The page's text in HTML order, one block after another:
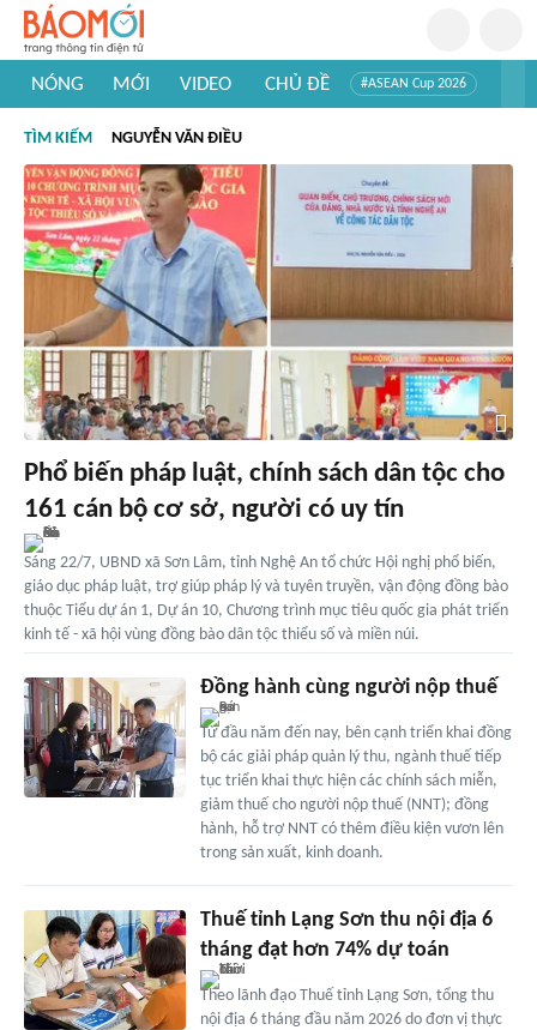
NÓNG MỚI VIDEO CHỦ ĐỀ #ASEAN Cup 2026
#Khám phá thế giới
TÌM KIẾM NGUYỄN VĂN ĐIỀU
Phổ biến pháp luật, chính sách dân tộc cho
161 cán bộ cơ sở, người có uy tín
Sáng 22/7, UBND xã Sơn Lâm, tỉnh Nghệ An tổ chức Hội nghị phổ biến,
giáo dục pháp luật, trợ giúp pháp lý và tuyên truyền, vận động đồng bào
thuộc Tiểu dự án 1, Dự án 10, Chương trình mục tiêu quốc gia phát triển
kinh tế - xã hội vùng đồng bào dân tộc thiểu số và miền núi.
Đồng hành cùng người nộp thuế
Từ đầu năm đến nay, bên cạnh triển khai đồng
bộ các giải pháp quản lý thu, ngành thuế tiếp
tục triển khai thực hiện các chính sách miễn,
giảm thuế cho người nộp thuế (NNT); đồng
hành, hỗ trợ NNT có thêm điều kiện vươn lên
trong sản xuất, kinh doanh.
Thuế tỉnh Lạng Sơn thu nội địa 6
tháng đạt hơn 74% dự toán
Theo lãnh đạo Thuế tỉnh Lạng Sơn, tổng thu
nội địa 6 tháng đầu năm 2026 do đơn vị thực